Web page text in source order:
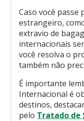
Caso você
estrangeiro,
extravio de
internacionais
você resolva o
também não
É importante
Internacional é
destinos,
pelo Tratado de